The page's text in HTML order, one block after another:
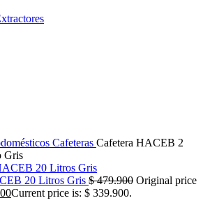
Cafeteras Cafetera HACEB 2
Gris
20 Litros Gris $479.900 Original price
Current price is: $ 339.900.